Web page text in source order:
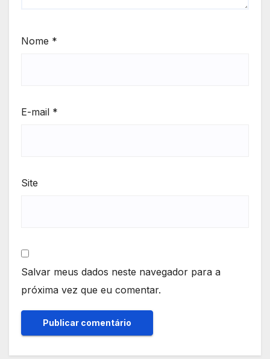
Nome *
E-mail *
Site
Salvar meus dados neste navegador para a
próxima vez que eu comentar.